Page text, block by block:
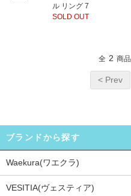
ル リング 7
SOLD OUT
全 2 商品
< Prev
ブランドから探す
Waekura(ワエクラ)
VESITIA(ヴェスティア)